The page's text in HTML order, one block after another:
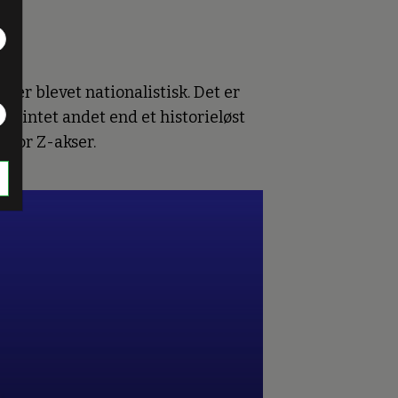
er blevet nationalistisk. Det er
intet andet end et historieløst
vor Z-akser.